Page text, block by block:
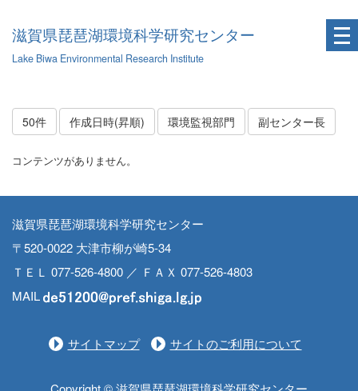
滋賀県琵琶湖環境科学研究センター
Lake Biwa Environmental Research Institute
50件 作成日時(昇順) 環境監視部門 副センター長
コンテンツがありません。
滋賀県琵琶湖環境科学研究センター
〒520-0022 大津市柳が崎5-34
ＴＥＬ 077-526-4800 ／ ＦＡＸ 077-526-4803
MAIL
サイトマップ サイトのご利用について